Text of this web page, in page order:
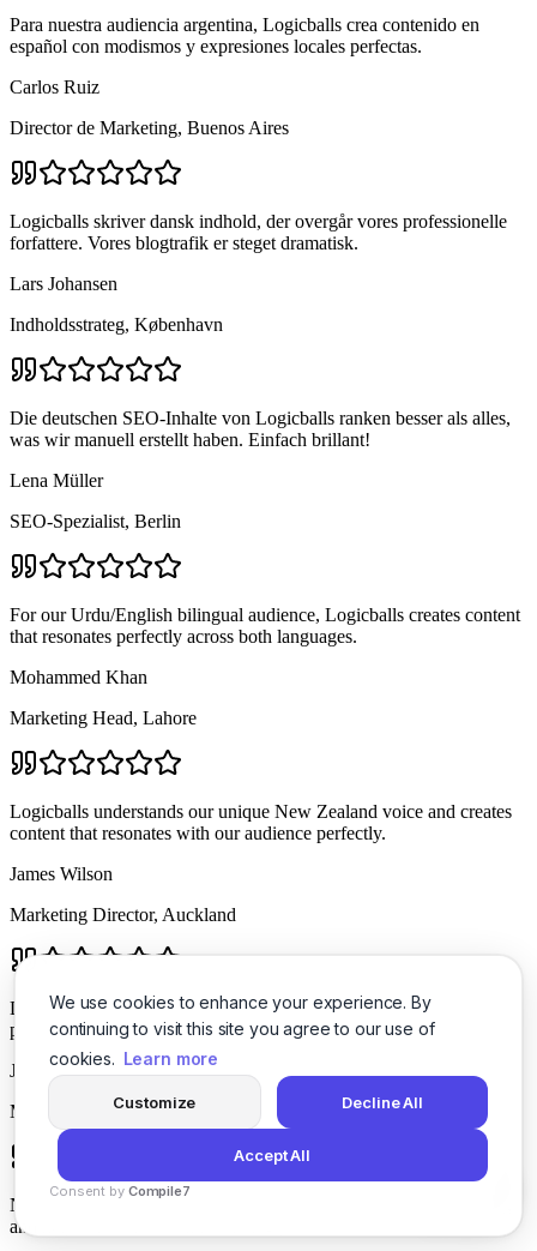
We use cookies to enhance your experience. By
continuing to visit this site you agree to our use of
cookies. Learn more
Customize Decline All
Accept All
Consent by Compile7
Para nuestra audiencia argentina, Logicballs crea contenido en
español con modismos y expresiones locales perfectas.
Carlos Ruiz
Director de Marketing, Buenos Aires
Logicballs skriver dansk indhold, der overgår vores professionelle
forfattere. Vores blogtrafik er steget dramatisk.
Lars Johansen
Indholdsstrateg, København
Die deutschen SEO-Inhalte von Logicballs ranken besser als alles,
was wir manuell erstellt haben. Einfach brillant!
Lena Müller
SEO-Spezialist, Berlin
For our Urdu/English bilingual audience, Logicballs creates content
that resonates perfectly across both languages.
Mohammed Khan
Marketing Head, Lahore
Logicballs understands our unique New Zealand voice and creates
content that resonates with our audience perfectly.
James Wilson
Marketing Director, Auckland
Logicballs píše český obsah, který je k nerozeznání od lidského
psaní. Náš marketingový tým ušetří 20 hodin týdně.
Jakub Varga
Marketingový ředitel, Praha
No more writer's block! Logicballs gets my creative juices flowing
and helps me brainstorm fresh blog post ideas.